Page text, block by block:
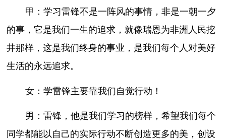
甲：学习雷锋不是一阵风的事情，非是一朝一夕
的事，它是我们一生的追求，就像瑞恩为非洲人民挖
井那样，这是我们终身的事业，是我们每个人对美好
生活的永远追求。
女：学雷锋主要靠我们自觉行动！
男：雷锋，他是我们学习的榜样，希望我们每个
同学都能以自己的实际行动不断创造更多的美，创设